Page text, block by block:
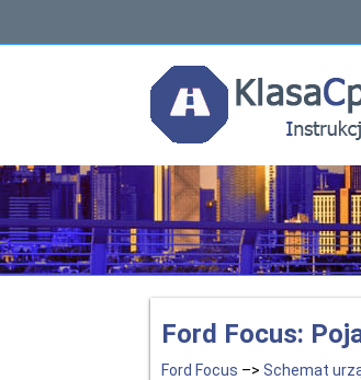
Ford Focus:
Ford Focus –> Schemat